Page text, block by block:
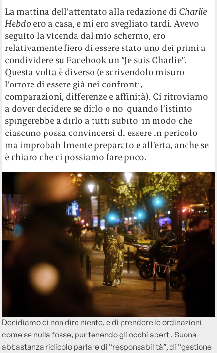
La mattina dell’attentato alla redazione di Charlie
Hebdo ero a casa, e mi ero svegliato tardi. Avevo
seguito la vicenda dal mio schermo, ero
relativamente fiero di essere stato uno dei primi a
condividere su Facebook un “Je suis Charlie”.
Questa volta è diverso (e scrivendolo misuro
l’orrore di essere già nei confronti,
comparazioni, differenze e affinità). Ci ritroviamo
a dover decidere se dirlo o no, quando l’istinto
spingerebbe a dirlo a tutti subito, in modo che
ciascuno possa convincersi di essere in pericolo
ma improbabilmente preparato e all’erta, anche se
è chiaro che ci possiamo fare poco.
Decidiamo di non dire niente, e di prendere le ordinazioni
come se nulla fosse, pur tenendo gli occhi aperti. Suona
abbastanza ridicolo parlare di “responsabilità”, di “gestione